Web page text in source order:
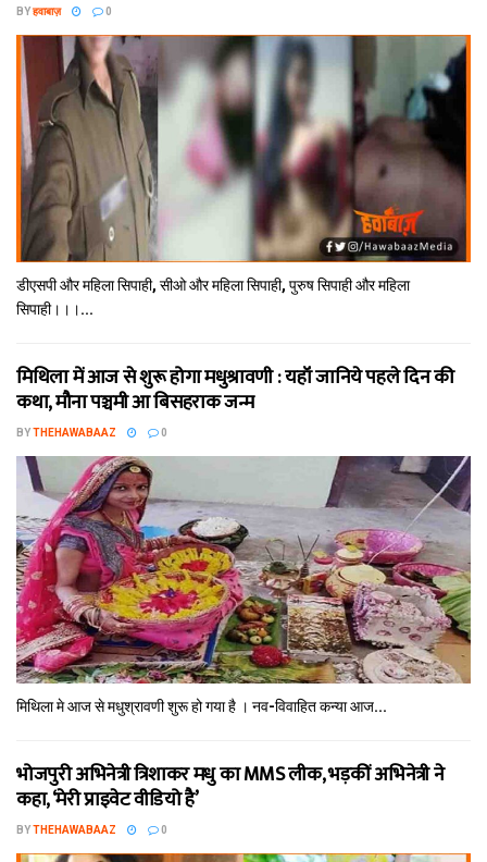
BYहवाबाज़ 0
डीएसपी और महिला सिपाही, सीओ और महिला सिपाही, पुरुष सिपाही और महिला
सिपाही।।।...
मिथि‍ला में आज से शुरू होगा मधुश्रावणी : यहॉं जानिये पहले दिन की
कथा, मौना पञ्चमी आ बिसहराक जन्म
BYTHEHAWABAAZ 0
मिथि‍ला मे आज से मधुश्रावणी शुरू हो गया है । नव-विवाहित कन्‍या आज...
भोजपुरी अभिनेत्री त्रिशाकर मधु का MMS लीक, भड़कीं अभिनेत्री ने
कहा, ‘मेरी प्राइवेट वीडियो है’
BYTHEHAWABAAZ 0